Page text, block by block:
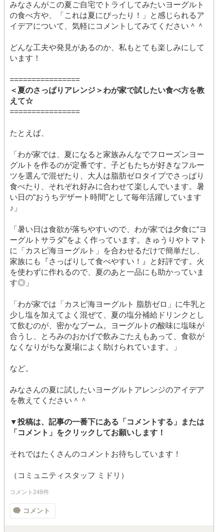
みなさんがこの夏ご自宅でトライしてみたいヨーグルト
の食べ方や、「これは夏にぴったり！」と感じられるア
イデアについて、気軽にコメントしてみてください＾＾
どんな工夫や発見があるのか、私もとても楽しみにして
います！
================
＜夏のさっぱりアレンジ＞わが家で試したい⾷べ⽅を教
えて☆
================
たとえば、
「わが家では、夏になると家族みんなでフローズンヨー
グルトを作るのが定番です。子どもたちが好きなフルー
ツを選んで混ぜたり、大人は脂肪ゼロタイプでさっぱり
食べたり、それぞれ好みに合わせて楽しんでいます。暑
い日の“おうちデザート時間”として毎年活躍しています
♪」
「暑い日は食欲が落ちやすいので、わが家では夕食に“ヨ
ーグルトサラダ”をよく作っています。きゅうりやトマト
に「カスピ海ヨーグルト」を合わせるだけで簡単だし、
家族にも『さっぱりして食べやすい！』と好評です。火
を使わずに作れるので、夏のあと一品にも助かっていま
す◎」
「わが家では「カスピ海ヨーグルト 脂肪ゼロ」に牛乳と
少し塩を加えてよく混ぜて、夏の塩分補給ドリンクとし
て飲むのが、密かなブーム。ヨーグルトの酸味に塩味が
合うし、とろみのおかげで飲みごたえもあって、食欲が
なくなりがちな夏場によく助けられています。」
など。
みなさんの夏に試したいヨーグルトアレンジのアイデア
を教えてください＾＾
▼投稿は、記事の一番下にある「コメントする」または
「コメント」をクリックしてお願いします！
それではたくさんのコメントお待ちしています！
（コミュニティスタッフ ミドリ）
コメント248件
コメント